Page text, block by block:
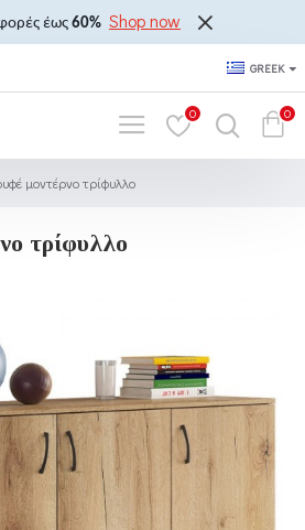
έως 60% Shop now
GREEK
0 0
μοντέρνο τρίφυλλο
τρίφυλλο